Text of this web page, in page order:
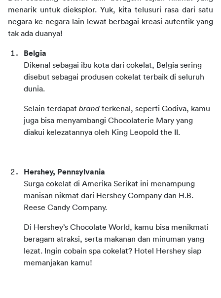
menarik untuk dieksplor. Yuk, kita telusuri rasa dari satu
negara ke negara lain lewat berbagai kreasi autentik yang
tak ada duanya!
Belgia
Dikenal sebagai ibu kota dari cokelat, Belgia sering
disebut sebagai produsen cokelat terbaik di seluruh
dunia.
Selain terdapat brand terkenal, seperti Godiva, kamu
juga bisa menyambangi Chocolaterie Mary yang
diakui kelezatannya oleh King Leopold the II.
Hershey, Pennsylvania
Surga cokelat di Amerika Serikat ini menampung
manisan nikmat dari Hershey Company dan H.B.
Reese Candy Company.
Di Hershey’s Chocolate World, kamu bisa menikmati
beragam atraksi, serta makanan dan minuman yang
lezat. Ingin cobain spa cokelat? Hotel Hershey siap
memanjakan kamu!